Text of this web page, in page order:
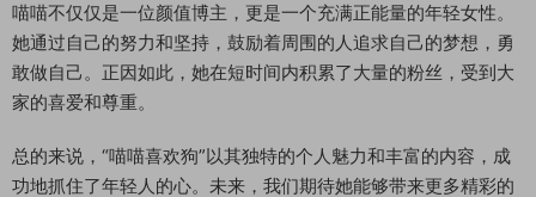
喵喵不仅仅是一位颜值博主，更是一个充满正能量的年轻女性。
她通过自己的努力和坚持，鼓励着周围的人追求自己的梦想，勇
敢做自己。正因如此，她在短时间内积累了大量的粉丝，受到大
家的喜爱和尊重。
总的来说，“喵喵喜欢狗”以其独特的个人魅力和丰富的内容，成
功地抓住了年轻人的心。未来，我们期待她能够带来更多精彩的